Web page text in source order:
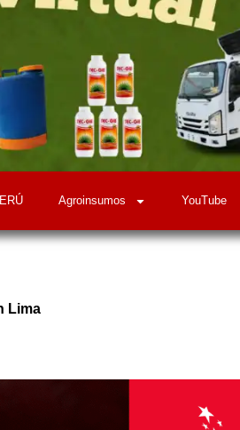
Agroinsumos YouTube
Lima